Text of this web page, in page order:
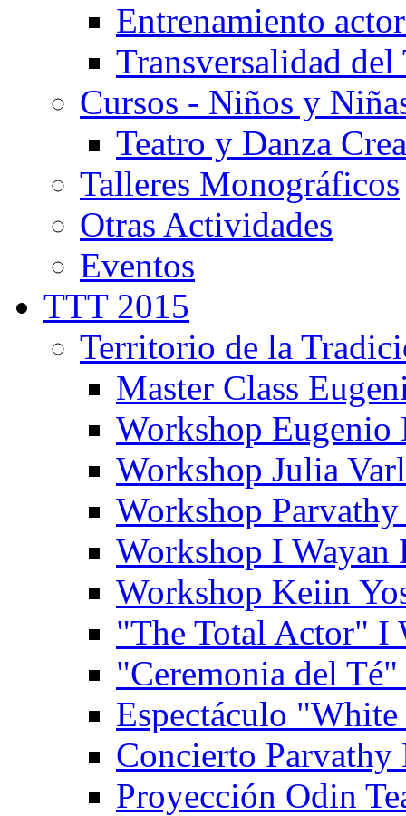
Entrenamiento
Transversalidad del
Cursos - Niños y
Teatro y Danza
Talleres Monográficos
Otras Actividades
Eventos
TTT 2015
Territorio de la
Master Class
Workshop Eugenio
Workshop Julia
Workshop
Workshop I Wayan
Workshop Keiin
"The Total Actor" I
"Ceremonia del
Espectáculo
Concierto Parvathy
Proyección Odin